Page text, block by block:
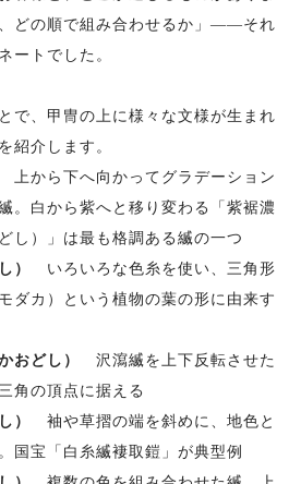
どの順で組み合わせるか」——それ
ートでした。
で、甲冑の上に様々な文様が生まれ
紹介します。
上から下へ向かってグラデーション
。白から紫へと移り変わる「紫裾濃
し）」は最も格調ある縅の一つ
し） いろいろな色糸を使い、三角形
ダカ）という植物の葉の形に由来す
おどし） 沢瀉縅を上下反転させた
角の頂点に据える
し） 袖や草摺の端を斜めに、地色と
国宝「白糸縅褄取鎧」が典型例